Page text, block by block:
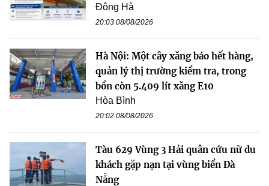
Đông Hà
20:03 08/08/2026
Hà Nội: Một cây xăng báo hết hàng,
quản lý thị trường kiểm tra, trong
bồn còn 5.409 lít xăng E10
Hòa Bình
20:02 08/08/2026
Tàu 629 Vùng 3 Hải quân cứu nữ du
khách gặp nạn tại vùng biển Đà
Nẵng